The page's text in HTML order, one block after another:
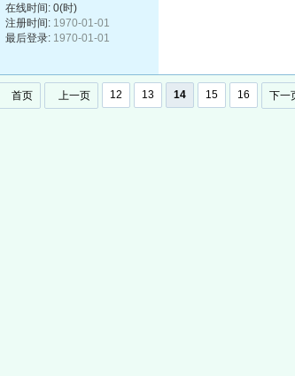
在线时间: 0(时)
注册时间: 1970-01-01
最后登录: 1970-01-01
首页 上一页 12 13 14 15 16 下一